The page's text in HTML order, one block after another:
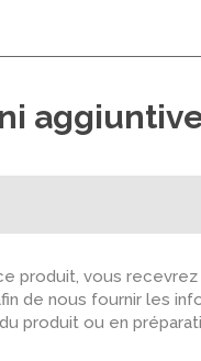
produit, vous
de nous fournir les
produit ou en